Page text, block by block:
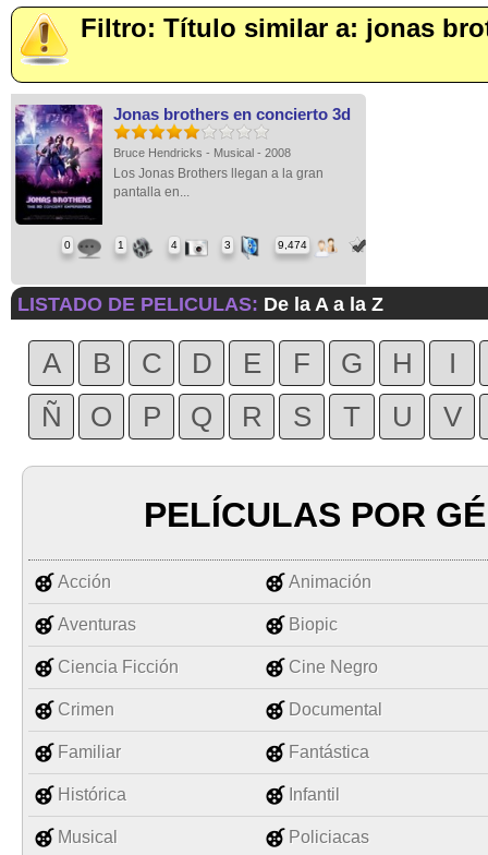
Filtro: Título similar a: jonas
Jonas brothers en concierto 3d
Bruce Hendricks - Musical - 2008
Los Jonas Brothers llegan a la gran
pantalla en...
0 1 4 3 9,474
LISTADO DE PELICULAS: De la A a la Z
A B C D E F G H
I
Ñ
O P Q R S T U V
PELÍCULAS POR
Acción Animación
Aventuras Biopic
Ciencia Ficción Cine Negro
Crimen Documental
Familiar Fantástica
Histórica Infantil
Musical Policiacas